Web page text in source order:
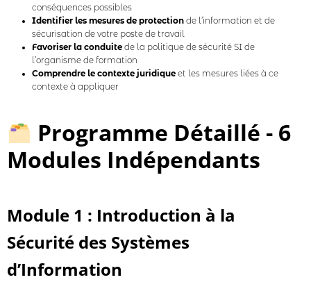
conséquences possibles
Identifier les mesures de protectionde l’information et de
sécurisation de votre poste de travail
Favoriser la conduitede la politique de sécurité SI de
l’organisme de formation
Comprendre le contexte juridiqueet les mesures liées à ce
contexte à appliquer
Programme Détaillé - 6
Modules Indépendants
Module 1 : Introduction à la
Sécurité des Systèmes
d’Information